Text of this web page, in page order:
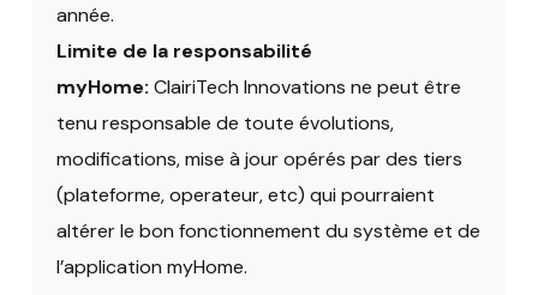
année.
Limite de la responsabilité
myHome: ClairiTech Innovations ne peut être
tenu responsable de toute évolutions,
modifications, mise à jour opérés par des tiers
(plateforme, operateur, etc) qui pourraient
altérer le bon fonctionnement du système et de
l’application myHome.